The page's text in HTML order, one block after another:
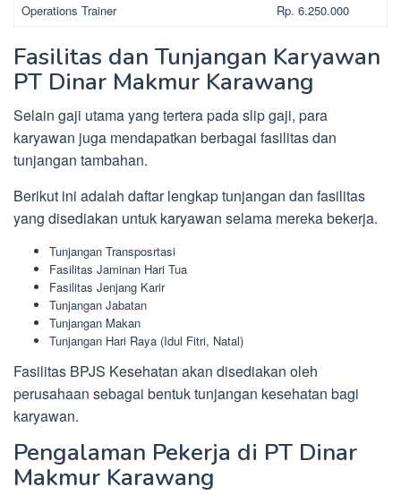
Operations Trainer
Rp. 6.250.000
Fasilitas dan Tunjangan Karyawan
PT Dinar Makmur Karawang
Selain gaji utama yang tertera pada slip gaji, para
karyawan juga mendapatkan berbagai fasilitas dan
tunjangan tambahan.
Berikut ini adalah daftar lengkap tunjangan dan fasilitas
yang disediakan untuk karyawan selama mereka bekerja.
Tunjangan Transposrtasi
Fasilitas Jaminan Hari Tua
Fasilitas Jenjang Karir
Tunjangan Jabatan
Tunjangan Makan
Tunjangan Hari Raya (Idul Fitri, Natal)
Fasilitas BPJS Kesehatan akan disediakan oleh
perusahaan sebagai bentuk tunjangan kesehatan bagi
karyawan.
Pengalaman Pekerja di PT Dinar
Makmur Karawang